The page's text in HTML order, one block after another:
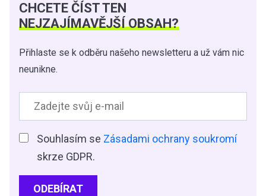
CHCETE ČÍST TEN
NEJZAJÍMAVĚJŠÍ OBSAH?
Přihlaste se k odběru našeho newsletteru a už vám nic
neunikne.
Souhlasím se Zásadami ochrany soukromí
skrze GDPR.
ODEBÍRAT